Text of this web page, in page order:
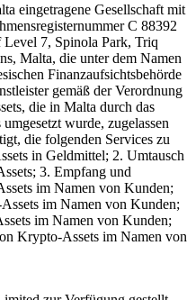
eingetragene Gesellschaft mit
C 88392
Level 7, Spinola Park, Triq
Malta, die unter dem Namen
Finanzaufsichtsbehörde
gemäß der Verordnung
die in Malta durch das
wurde, zugelassen
die folgenden Services zu
in Geldmittel; 2. Umtausch
3. Empfang und
im Namen von Kunden;
im Namen von Kunden;
im Namen von Kunden;
Krypto-Assets im Namen von